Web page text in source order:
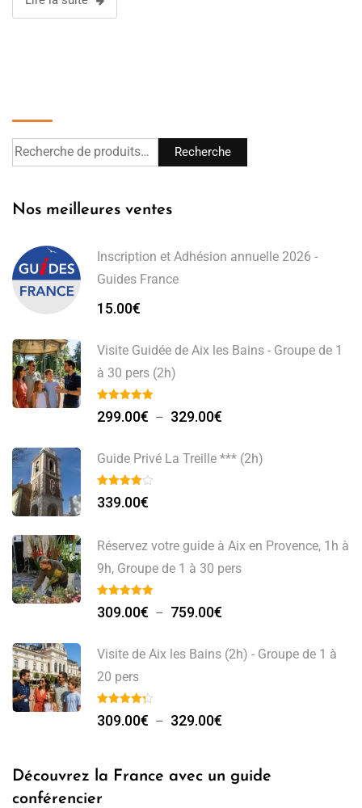
Recherche
Nos meilleures ventes
Inscription et Adhésion annuelle 2026 -
Guides France
15.00€
Visite Guidée de Aix les Bains - Groupe de 1
à 30 pers (2h)
299.00€ – 329.00€
prix :
Guide Privé La Treille *** (2h)
339.00€
Réservez votre guide à Aix en Provence, 1h à
9h, Groupe de 1 à 30 pers
309.00€ – 759.00€
prix :
Visite de Aix les Bains (2h) - Groupe de 1 à
20 pers
309.00€ – 329.00€
309.00€
Découvrez la France avec un guide
conférencier